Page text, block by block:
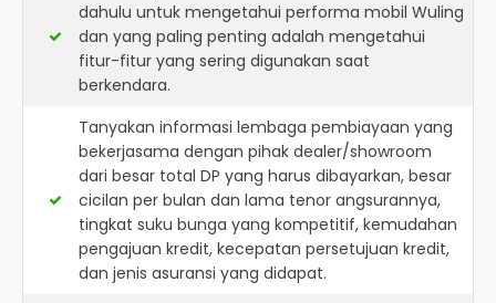
dahulu untuk mengetahui performa mobil Wuling
dan yang paling penting adalah mengetahui
fitur-fitur yang sering digunakan saat
berkendara.
Tanyakan informasi lembaga pembiayaan yang
bekerjasama dengan pihak dealer/showroom
dari besar total DP yang harus dibayarkan, besar
cicilan per bulan dan lama tenor angsurannya,
tingkat suku bunga yang kompetitif, kemudahan
pengajuan kredit, kecepatan persetujuan kredit,
dan jenis asuransi yang didapat.